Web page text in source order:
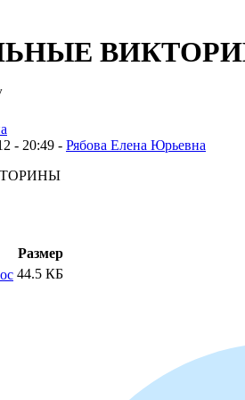
- 20:49 - Рябова Елена Юрьевна
Размер
44.5 КБ